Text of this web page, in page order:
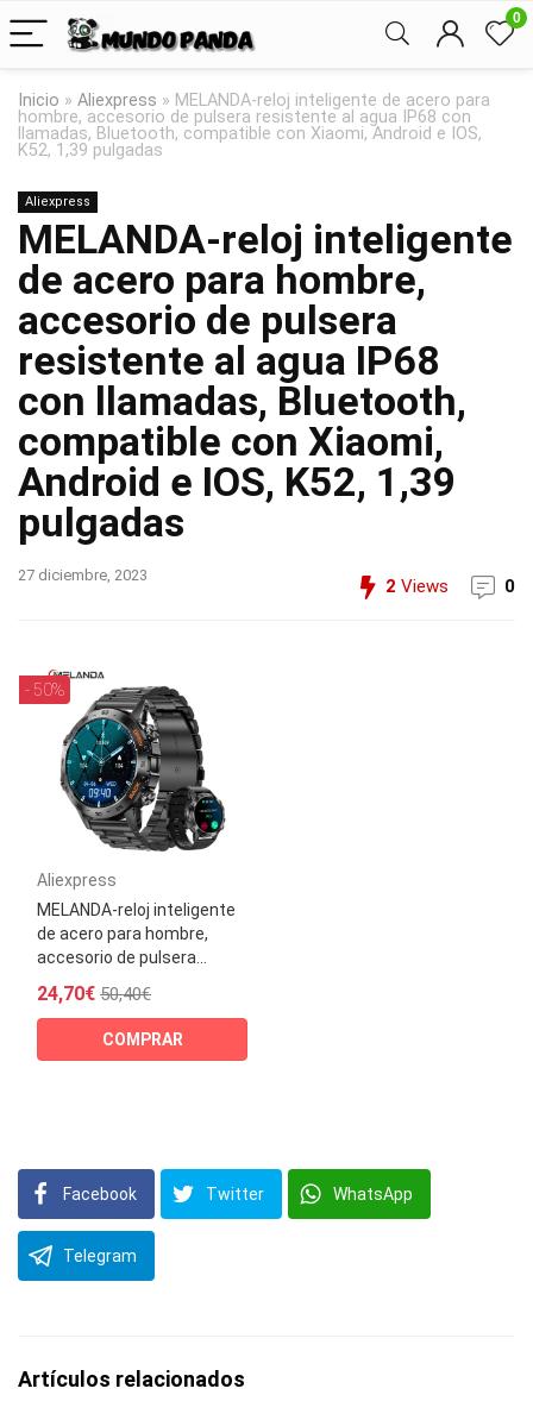
0
Inicio » Aliexpress » MELANDA-reloj inteligente de acero para
hombre, accesorio de pulsera resistente al agua IP68 con
llamadas, Bluetooth, compatible con Xiaomi, Android e IOS,
K52, 1,39 pulgadas
Aliexpress
MELANDA-reloj inteligente
de acero para hombre,
accesorio de pulsera
resistente al agua IP68
con llamadas, Bluetooth,
compatible con Xiaomi,
Android e IOS, K52, 1,39
pulgadas
27 diciembre, 2023
2 Views 0
- 50%
Aliexpress
MELANDA-reloj inteligente
de acero para hombre,
accesorio de pulsera...
24,70€ 50,40€
COMPRAR
Facebook Twitter WhatsApp
Telegram
Artículos relacionados